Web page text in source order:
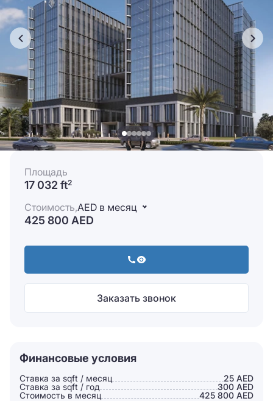
Площадь
17 032 ft2
Стоимость,AED в месяц
425 800 AED
Заказать звонок
Финансовые условия
Ставка за sqft / месяц
25 AED
Ставка за sqft / год
300 AED
Стоимость в месяц
425 800 AED